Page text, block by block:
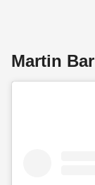
Martin Bar